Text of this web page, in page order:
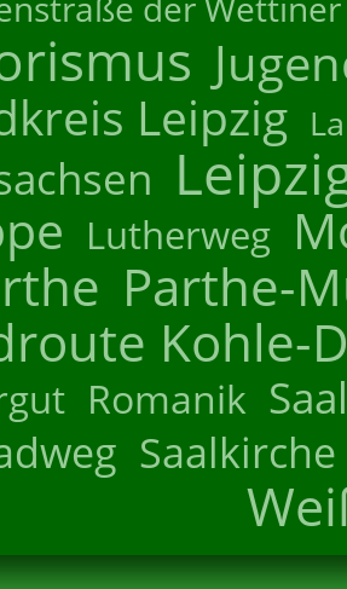
Leipzig
Lutherweg
Parthe-
Kohle-
Romanik
Saalkirche